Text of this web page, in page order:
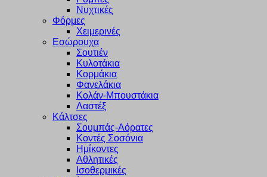
Νυχτικές
Φόρμες
Χειμερινές
Εσώρουχα
Σουτιέν
Κυλοτάκια
Κορμάκια
Φανελάκια
Κολάν-Μπουστάκια
Λαστέξ
Κάλτσες
Σουμπάς-Αόρατες
Κοντές Σοσόνια
Ημίκοντες
Αθλητικές
Ισοθερμικές